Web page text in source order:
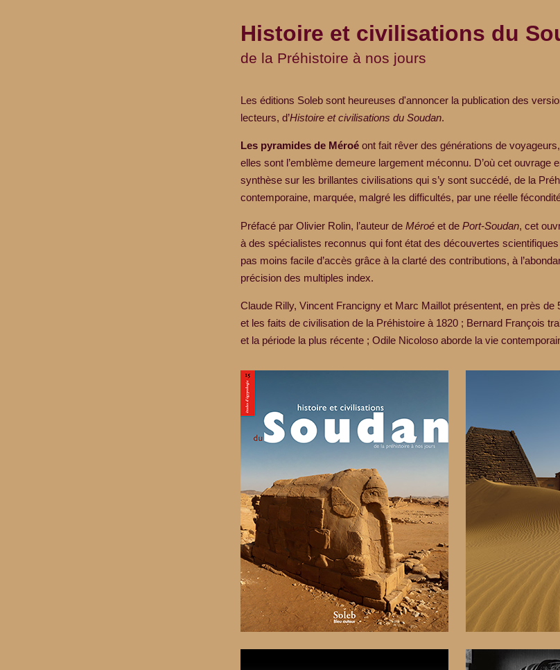
Histoire et civilisations du
de la Préhistoire à nos jours
Les éditions Soleb sont heureuses d'annoncer la publication des
lecteurs, d’Histoire et civilisations du Soudan.
Les pyramides de Méroé ont fait rêver des générations de
elles sont l’emblème demeure largement méconnu. D’où cet ouvrage
synthèse sur les brillantes civilisations qui s’y sont succédé, de la
contemporaine, marquée, malgré les difficultés, par une réelle
Préfacé par Olivier Rolin, l’auteur de Méroé et de Port-Soudan, cet
à des spécialistes reconnus qui font état des découvertes
pas moins facile d’accès grâce à la clarté des contributions, à
précision des multiples index.
Claude Rilly, Vincent Francigny et Marc Maillot présentent, en près de
et les faits de civilisation de la Préhistoire à 1820 ; Bernard François
et la période la plus récente ; Odile Nicoloso aborde la vie